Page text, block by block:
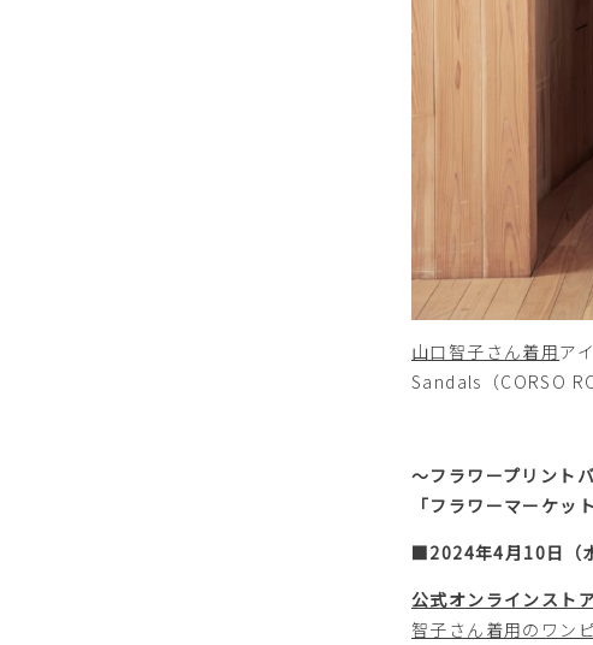
山口智子さん着用ア
Sandals（CORSO
～フラワープリント
「フラワーマーケッ
■2024年4月10日（
公式オンラインスト
智子さん着用のワン